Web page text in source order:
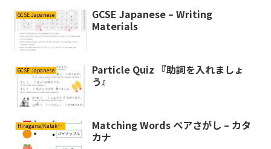
GCSE Japanese
GCSE Japanese – Writing
Materials
GCSE Japanese
Particle Quiz 『助詞を入れましょ
う』
Hiragana/Katakana ひらがな/カタカナ
Matching Words ペアさがし – カタ
カナ